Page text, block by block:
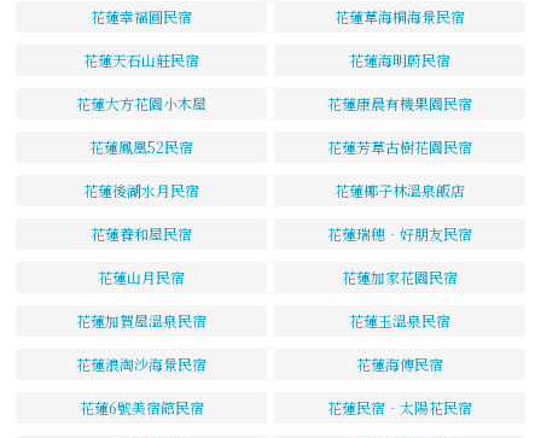
花蓮幸福圓民宿 花蓮草海桐海景民宿
花蓮天石山莊民宿 花蓮海明蔚民宿
花蓮大方花園小木屋 花蓮康晨有機果園民宿
花蓮鳳凰52民宿 花蓮芳草古樹花園民宿
花蓮後湖水月民宿 花蓮椰子林溫泉飯店
花蓮養和屋民宿 花蓮瑞穗‧好朋友民宿
花蓮山月民宿 花蓮加家花園民宿
花蓮加賀屋溫泉民宿 花蓮玉溫泉民宿
花蓮浪淘沙海景民宿 花蓮海傳民宿
花蓮6號美宿館民宿 花蓮民宿‧太陽花民宿